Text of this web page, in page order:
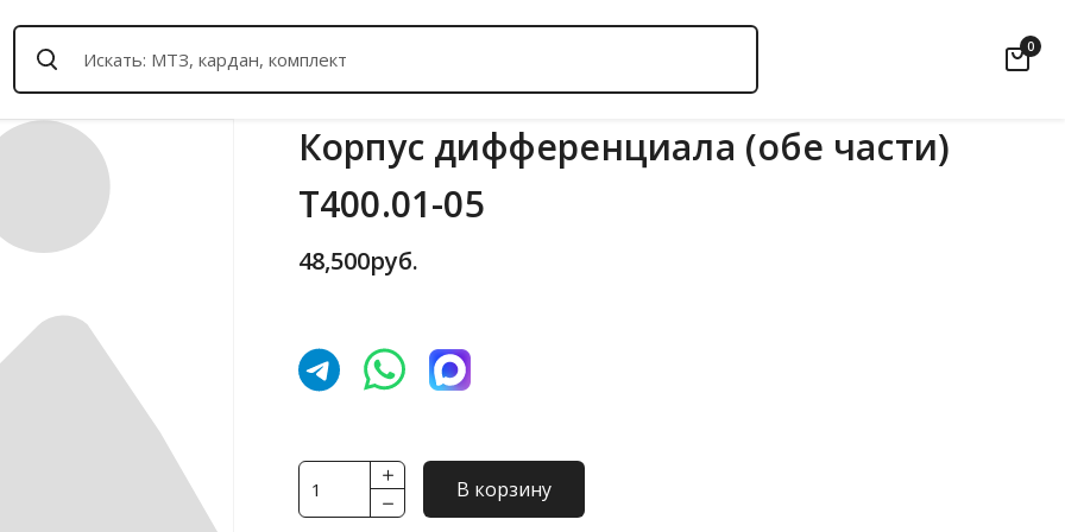
0
Корпус дифференциала (обе части)
Т400.01-05
48,500руб.
Количество
товара
В корзину